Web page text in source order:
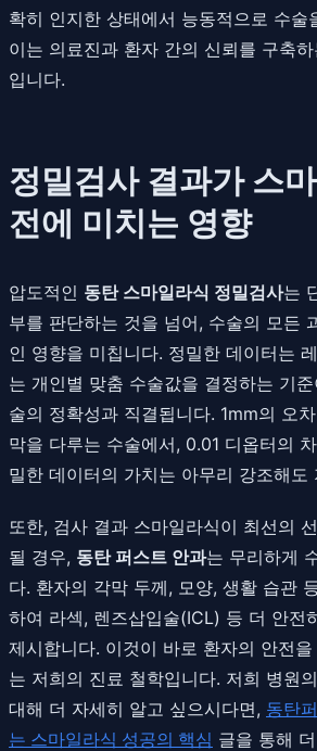
확히 인지한 상태에서 능동적으로 수술
이는 의료진과 환자 간의 신뢰를 구축
입니다.
정밀검사 결과가 스
전에 미치는 영향
압도적인 동탄 스마일라식 정밀검사는
부를 판단하는 것을 넘어, 수술의 모든
인 영향을 미칩니다. 정밀한 데이터는
는 개인별 맞춤 수술값을 결정하는 기
술의 정확성과 직결됩니다. 1mm의 오
막을 다루는 수술에서, 0.01 디옵터의
밀한 데이터의 가치는 아무리 강조해도
또한, 검사 결과 스마일라식이 최선의
될 경우, 동탄 퍼스트 안과는 무리하게
다. 환자의 각막 두께, 모양, 생활 습관
하여 라섹, 렌즈삽입술(ICL) 등 더 안전
제시합니다. 이것이 바로 환자의 안전
는 저희의 진료 철학입니다. 저희 병원
대해 더 자세히 알고 싶으시다면, 동탄
는 스마일라식 성공의 핵심 글을 통해